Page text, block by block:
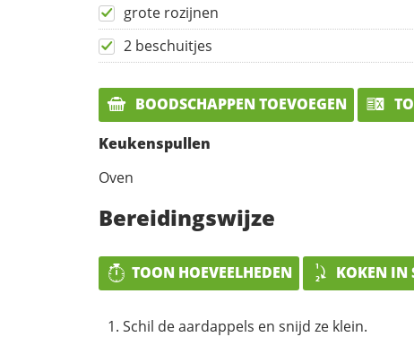
grote rozijnen
2 beschuitjes
BOODSCHAPPEN TOEVOEGEN
Keukenspullen
Oven
Bereidingswijze
TOON HOEVEELHEDEN KOKEN IN
Schil de aardappels en snijd ze klein.